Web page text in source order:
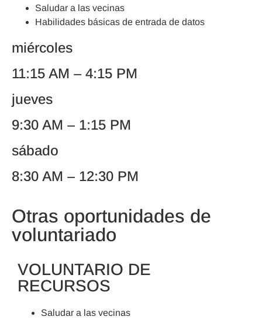
Saludar a las vecinas
Habilidades básicas de entrada de datos
miércoles
11:15 AM – 4:15 PM
jueves
9:30 AM – 1:15 PM
sábado
8:30 AM – 12:30 PM
Otras oportunidades de
voluntariado
VOLUNTARIO DE
RECURSOS
Saludar a las vecinas